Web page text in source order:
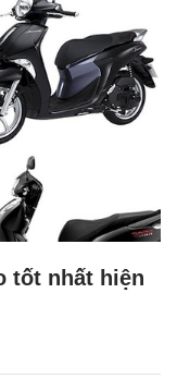
tốt nhất hiện